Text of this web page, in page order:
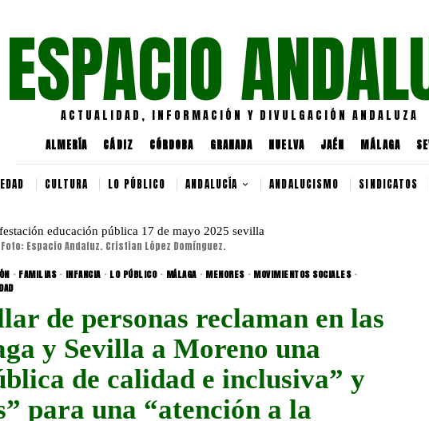
ESPACIO
ACTUALIDAD, INFORMACIÓN Y DIVULGACIÓN ANDALUZA
ALMERÍA CÁDIZ CÓRDOBA GRANADA HUELVA JAÉN MÁLAGA
CULTURA LO PÚBLICO ANDALUCÍA ANDALUCISMO SINDICATOS
Foto: Espacio Andaluz. Cristian López Domínguez.
· FAMILIAS · INFANCIA · LO PÚBLICO · MÁLAGA · MENORES · MOVIMIENTOS SOCIALES ·
de personas reclaman en las
y Sevilla a Moreno una
de calidad e inclusiva” y
para una “atención a la